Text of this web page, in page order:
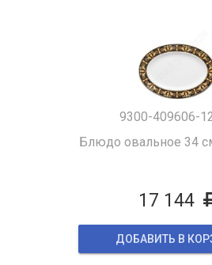
9300-409606-
Блюдо овальное 34
17 144
ДОБАВИТЬ В